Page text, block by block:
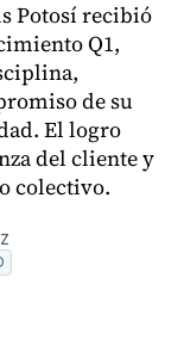
Potosí recibió
Q1,
de su
El logro
del cliente y
colectivo.